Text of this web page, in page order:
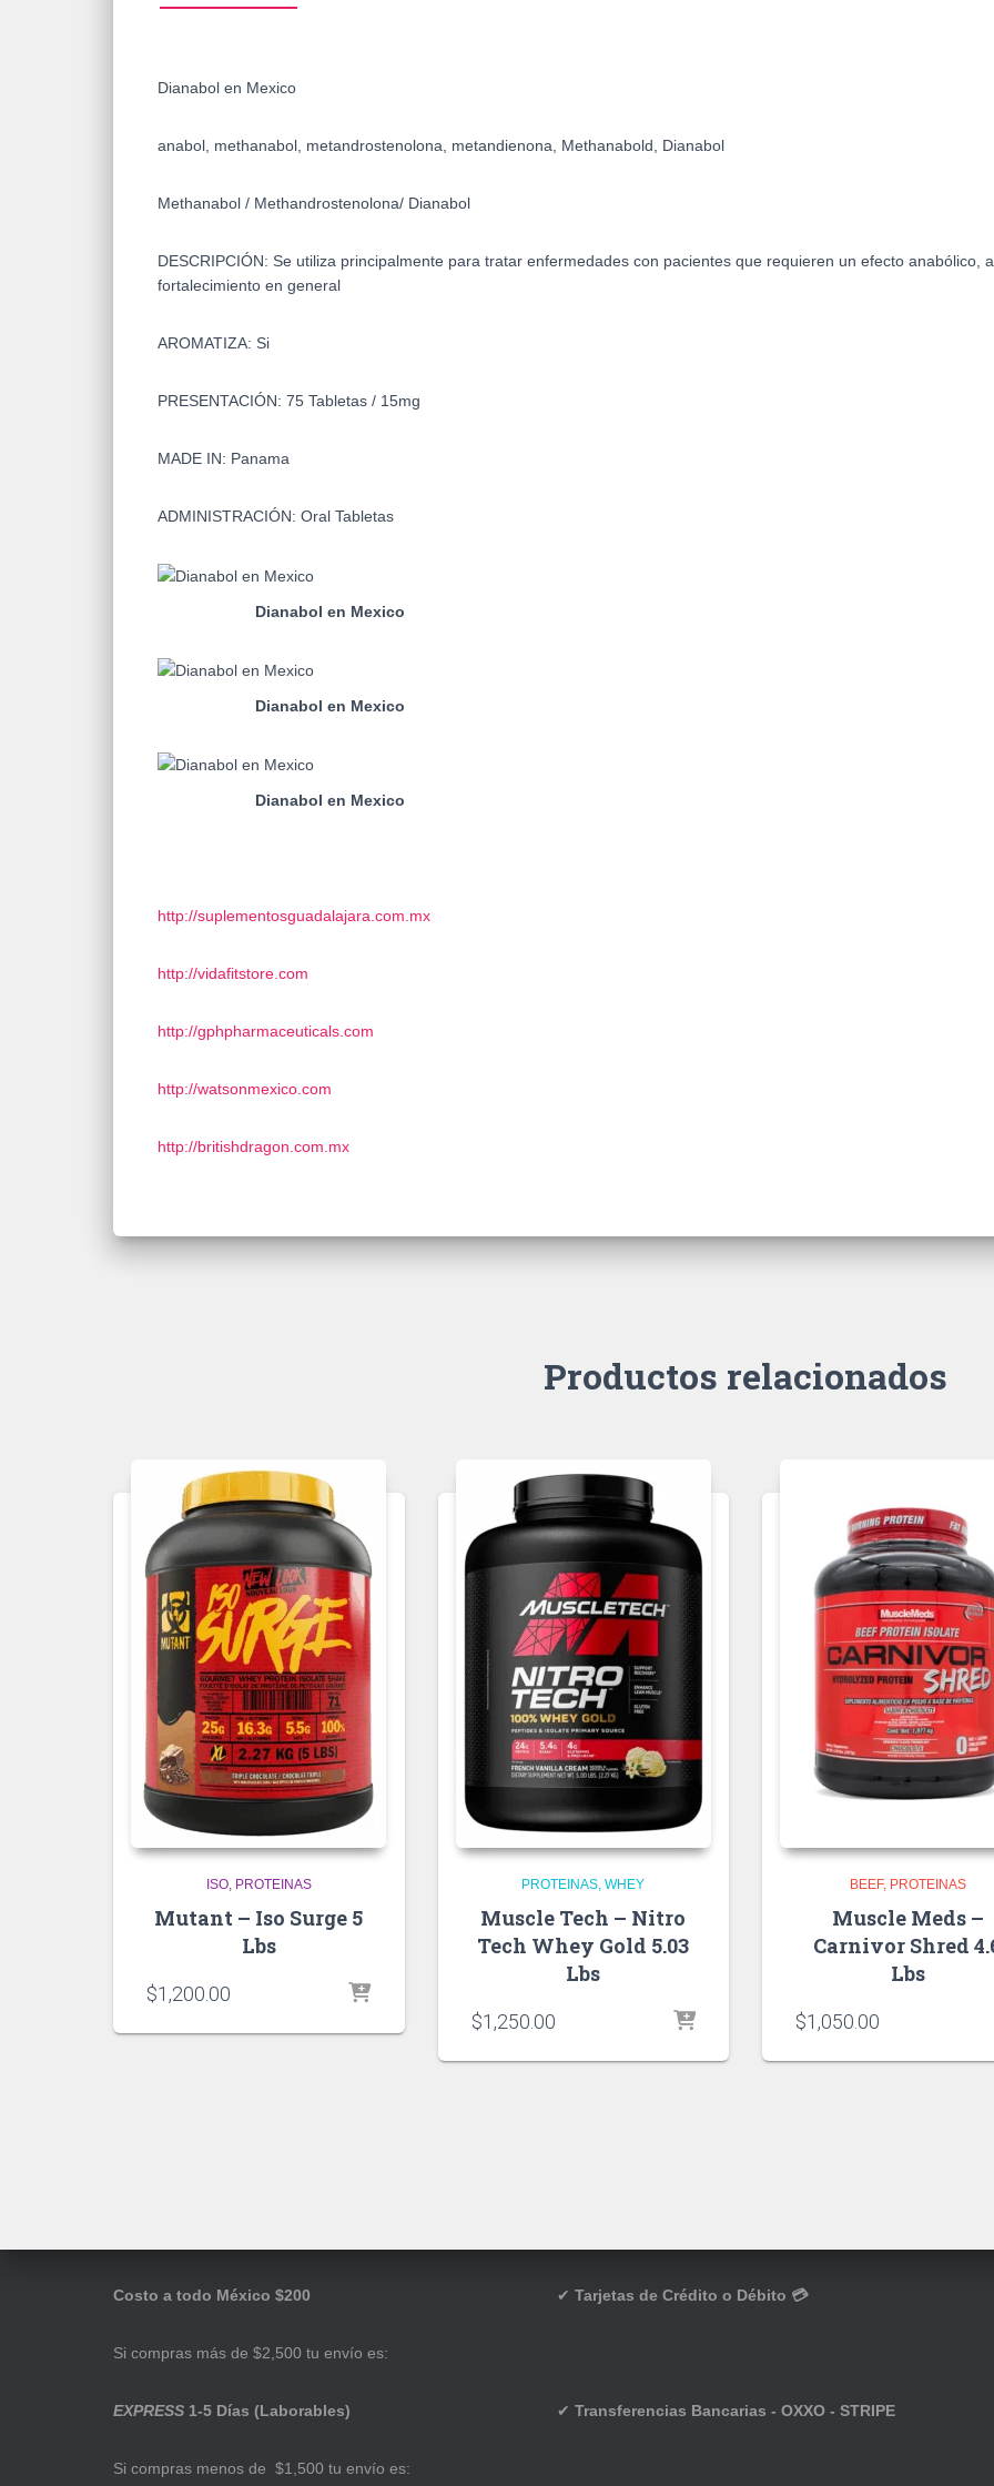
Dianabol en Mexico
anabol, methanabol, metandrostenolona, metandienona, Methanabold, Dianabol
Methanabol / Methandrostenolona/ Dianabol
DESCRIPCIÓN: Se utiliza principalmente para tratar enfermedades con pacientes que requieren un efecto
fortalecimiento en general
AROMATIZA: Si
PRESENTACIÓN: 75 Tabletas / 15mg
MADE IN: Panama
ADMINISTRACIÓN: Oral Tabletas
Dianabol en Mexico
Dianabol en Mexico
Dianabol en Mexico
http://suplementosguadalajara.com.mx
http://vidafitstore.com
http://gphpharmaceuticals.com
http://watsonmexico.com
http://britishdragon.com.mx
Productos relacionados
ISO PROTEINAS
Mutant – Iso Surge 5
Lbs
$1,200.00
PROTEINAS WHEY
Muscle Tech – Nitro
Tech Whey Gold 5.03
Lbs
$1,250.00
BEEF PROTEINAS
Muscle Meds –
Carnivor Shred
Lbs
$1,050.00
Costo a todo México $200
Si compras más de $2,500 tu envío es:
EXPRESS 1-5 Días (Laborables)
Si compras menos de $1,500 tu envío es:
✔ Tarjetas de Crédito o Débito 💳
✔ Transferencias Bancarias - OXXO - STRIPE